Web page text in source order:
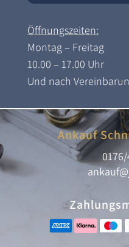
Öffnungszeiten:
Montag – Freitag
10.00 – 17.00 Uhr
Und nach
Ankauf